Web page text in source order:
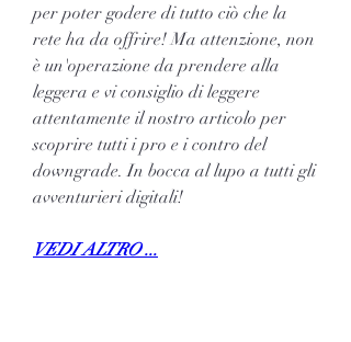
per poter godere di tutto ciò che la
rete ha da offrire! Ma attenzione, non
è un'operazione da prendere alla
leggera e vi consiglio di leggere
attentamente il nostro articolo per
scoprire tutti i pro e i contro del
downgrade. In bocca al lupo a tutti gli
avventurieri digitali!
VEDI ALTRO ...